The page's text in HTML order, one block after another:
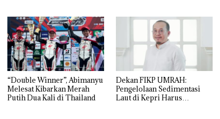
“Double Winner”, Abimanyu
Melesat Kibarkan Merah
Putih Dua Kali di Thailand
Dekan FIKP UMRAH:
Pengelolaan Sedimentasi
Laut di Kepri Harus